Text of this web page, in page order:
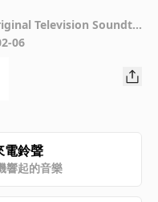
Television Soundtr
106
電鈴聲
響起的音樂